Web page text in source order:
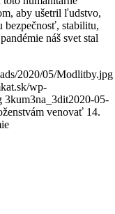
aby ušetril ľudstvo,
bezpečnosť, stabilitu,
náš svet stal
2020/05/Modlitby.jpg
wp-
3kum3na_3dit2020-05-
venovať 14.